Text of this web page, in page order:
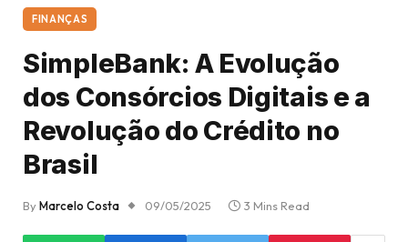
FINANÇAS
SimpleBank: A Evolução
dos Consórcios Digitais e a
Revolução do Crédito no
Brasil
ByMarcelo Costa 09/05/2025 3 Mins Read